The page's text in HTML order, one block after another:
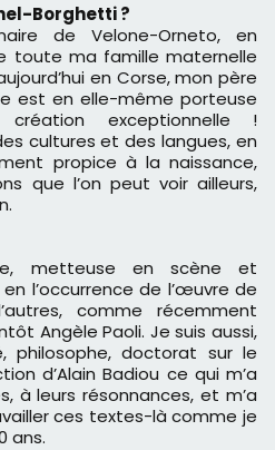
Borghetti ?
de Velone-Orneto, en
toute ma famille maternelle
en Corse, mon père
est en elle-même porteuse
exceptionnelle !
cultures et des langues, en
propice à la naissance,
que l’on peut voir ailleurs,
metteuse en scène et
l’occurrence de l’œuvre de
comme récemment
Angèle Paoli. Je suis aussi,
philosophe, doctorat sur le
d’Alain Badiou ce qui m’a
à leurs résonnances, et m’a
ces textes-là comme je
ans.